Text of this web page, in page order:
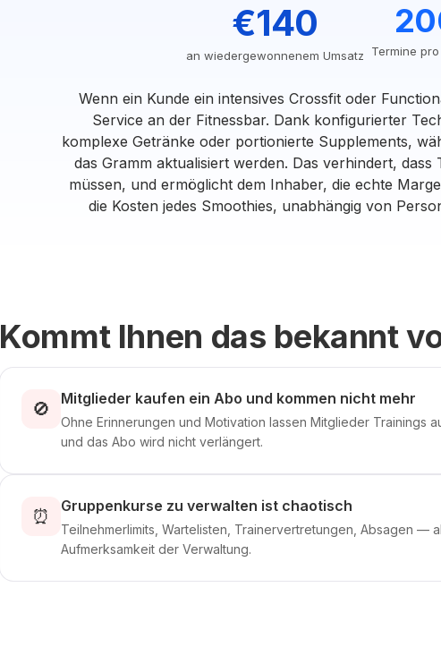
€140
an wiedergewonnenem Umsatz Termine
Wenn ein Kunde ein intensives Crossfit oder
Service an der Fitnessbar. Dank konfigurierter
komplexe Getränke oder portionierte Supplements,
das Gramm aktualisiert werden. Das verhindert,
müssen, und ermöglicht dem Inhaber, die echte
die Kosten jedes Smoothies, unabhängig von
Kommt Ihnen das bekannt
🚫 Mitglieder kaufen ein Abo und kommen nicht mehr
Ohne Erinnerungen und Motivation lassen Mitglieder Trainings
und das Abo wird nicht verlängert.
⏰ Gruppenkurse zu verwalten ist chaotisch
Teilnehmerlimits, Wartelisten, Trainervertretungen, Absagen —
Aufmerksamkeit der Verwaltung.